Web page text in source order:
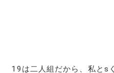
19は二人組だから、私とs